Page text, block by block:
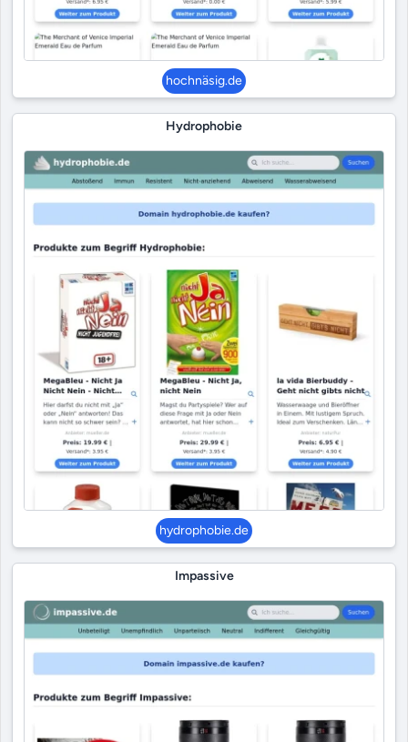
hochnäsig.de
Hydrophobie
hydrophobie.de
Impassive